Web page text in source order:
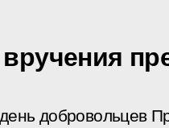
добровольцев